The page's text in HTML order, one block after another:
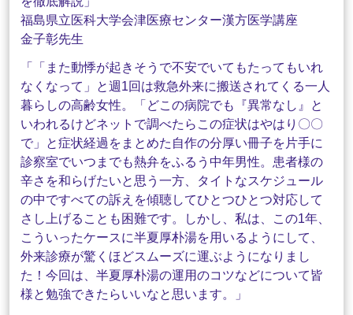
福島県立医科大学会津医療センター漢方医学講座
金子彰先生
「「また動悸が起きそうで不安でいてもたってもいれ
なくなって」と週1回は救急外来に搬送されてくる一人
暮らしの高齢女性。「どこの病院でも『異常なし』と
いわれるけどネットで調べたらこの症状はやはり〇〇
で」と症状経過をまとめた自作の分厚い冊子を片手に
診察室でいつまでも熱弁をふるう中年男性。患者様の
辛さを和らげたいと思う一方、タイトなスケジュール
の中ですべての訴えを傾聴してひとつひとつ対応して
さし上げることも困難です。しかし、私は、この1年、
こういったケースに半夏厚朴湯を用いるようにして、
外来診療が驚くほどスムーズに運ぶようになりまし
た！今回は、半夏厚朴湯の運用のコツなどについて皆
様と勉強できたらいいなと思います。」